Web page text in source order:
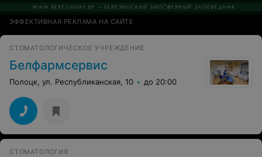
ЭФФЕКТИВНАЯ РЕКЛАМА НА САЙТЕ
СТОМАТОЛОГИЧЕСКОЕ УЧРЕЖДЕНИЕ
Белфармсервис
Полоцк, ул. Республиканская, 10 до 20:00
СТОМАТОЛОГИЯ